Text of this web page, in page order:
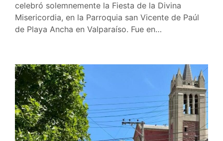
celebró solemnemente la Fiesta de la Divina
Misericordia, en la Parroquia san Vicente de Paúl
de Playa Ancha en Valparaíso. Fue en…